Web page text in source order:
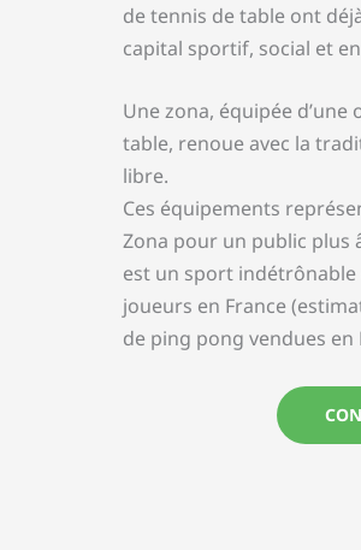
de tennis de table ont
capital sportif, social et
Une zona, équipée
table, renoue avec la
libre.
Ces équipements
Zona pour un public plus
est un sport
joueurs en France
de ping pong vendues en